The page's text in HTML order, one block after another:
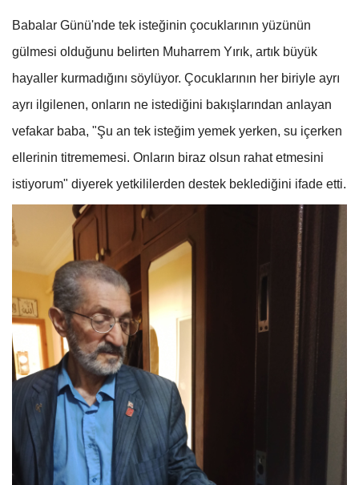
Babalar Günü'nde tek isteğinin çocuklarının yüzünün
gülmesi olduğunu belirten Muharrem Yırık, artık büyük
hayaller kurmadığını söylüyor. Çocuklarının her biriyle ayrı
ayrı ilgilenen, onların ne istediğini bakışlarından anlayan
vefakar baba, "Şu an tek isteğim yemek yerken, su içerken
ellerinin titrememesi. Onların biraz olsun rahat etmesini
istiyorum" diyerek yetkililerden destek beklediğini ifade etti.